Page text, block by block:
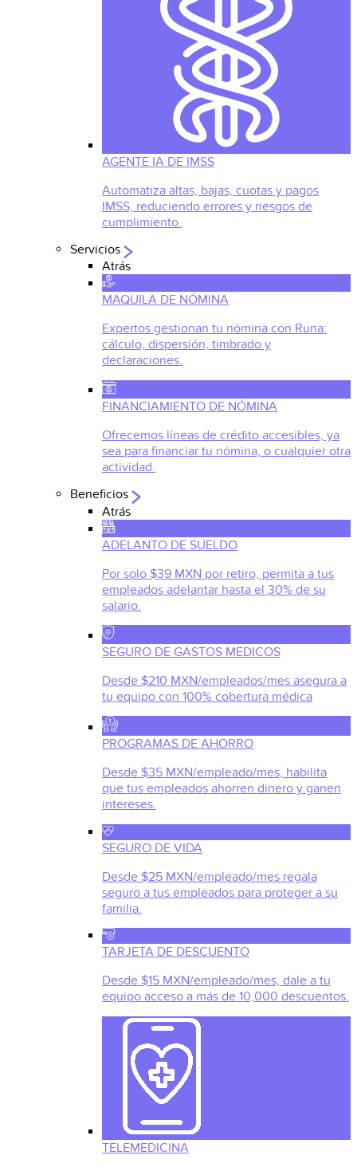
AGENTE IA DE IMSS
Automatiza altas, bajas, cuotas y pagos
IMSS, reduciendo errores y riesgos de
cumplimiento.
Servicios
Atrás
MAQUILA DE NÓMINA
Expertos gestionan tu nómina con Runa:
cálculo, dispersión, timbrado y
declaraciones.
FINANCIAMIENTO DE NÓMINA
Ofrecemos líneas de crédito accesibles, ya
sea para financiar tu nómina, o cualquier otra
actividad.
Beneficios
Atrás
ADELANTO DE SUELDO
Por solo $39 MXN por retiro, permita a tus
empleados adelantar hasta el 30% de su
salario.
SEGURO DE GASTOS MEDICOS
Desde $210 MXN/empleados/mes asegura a
tu equipo con 100% cobertura médica
PROGRAMAS DE AHORRO
Desde $35 MXN/empleado/mes, habilita
que tus empleados ahorren dinero y ganen
intereses.
SEGURO DE VIDA
Desde $25 MXN/empleado/mes regala
seguro a tus empleados para proteger a su
familia.
TARJETA DE DESCUENTO
Desde $15 MXN/empleado/mes, dale a tu
equipo acceso a más de 10,000 descuentos.
TELEMEDICINA